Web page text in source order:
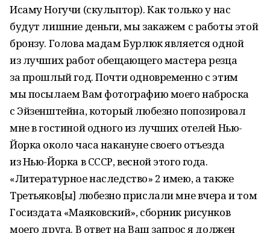
Исаму Ногучи (скульптор). Как только у нас
будут лишние деньги, мы закажем с работы этой
бронзу. Голова мадам Бурлюк является одной
из лучших работ обещающего мастера резца
за прошлый год. Почти одновременно с этим
мы посылаем Вам фотографию моего наброска
с Эйзенштейна, который любезно попозировал
мне в гостиной одного из лучших отелей Нью-
Йорка около часа накануне своего отъезда
из Нью-Йорка в СССР, весной этого года.
«Литературное наследство» 2 имею, а также
Третьяков[ы] любезно прислали мне вчера и том
Госиздата «Маяковский», сборник рисунков
моего друга. В ответ на Ваш запрос я должен